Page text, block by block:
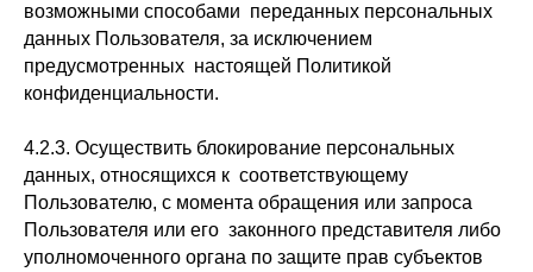
возможными способами переданных персональных
данных Пользователя, за исключением
предусмотренных настоящей Политикой
конфиденциальности.
4.2.3. Осуществить блокирование персональных
данных, относящихся к соответствующему
Пользователю, с момента обращения или запроса
Пользователя или его законного представителя либо
уполномоченного органа по защите прав субъектов